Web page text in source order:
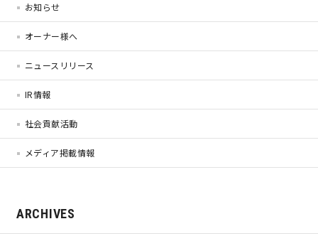
営業時間／10:00～20:00 定休日／年末年始
タップで電話をかける
来店・見学予約
nattoku
お知らせ
オーナー様へ
ニュースリリース
IR情報
社会貢献活動
メディア掲載情報
ARCHIVES